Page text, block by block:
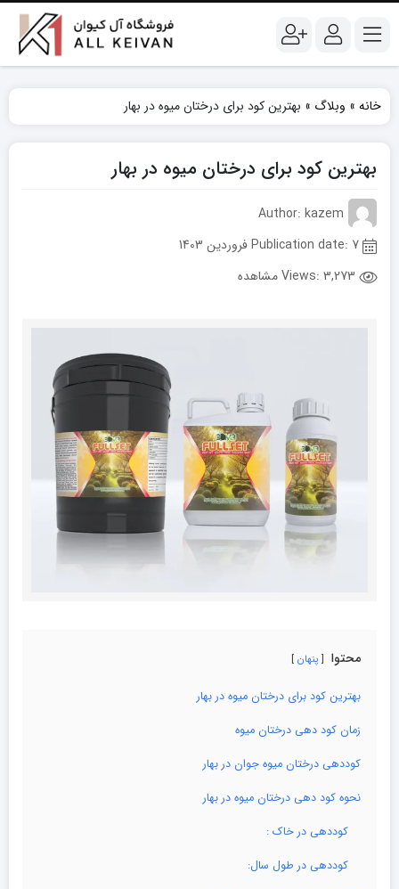
خانه » وبلاگ » بهترین کود برای درختان میوه در بهار
بهترین کود برای درختان میوه در بهار
Author: kazem
3,273 مشاهده
محتوا پنهان
بهترین کود برای درختان میوه در بهار
زمان کود دهی درختان میوه
کوددهی درختان میوه جوان در بهار
نحوه کود دهی درختان میوه در بهار
کوددهی در خاک :
کوددهی در طول سال: